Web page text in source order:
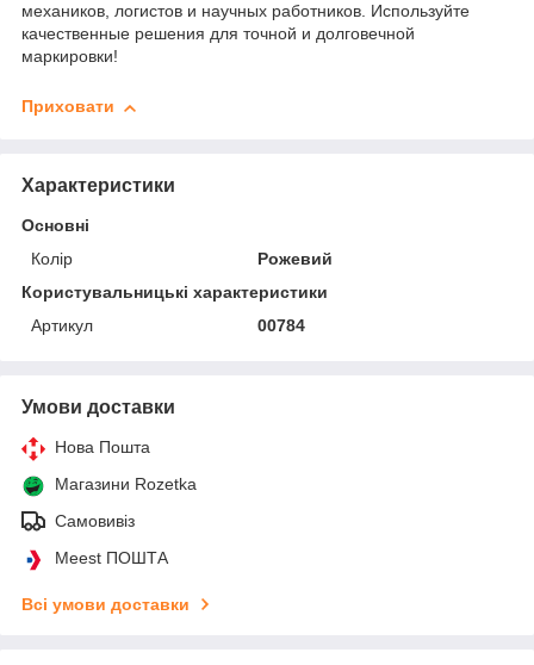
механиков, логистов и научных работников. Используйте
качественные решения для точной и долговечной
маркировки!
Приховати
Характеристики
Основні
Колір
Рожевий
Користувальницькі характеристики
Артикул
00784
Умови доставки
Нова Пошта
Магазини Rozetka
Самовивіз
Meest ПОШТА
Всі умови доставки